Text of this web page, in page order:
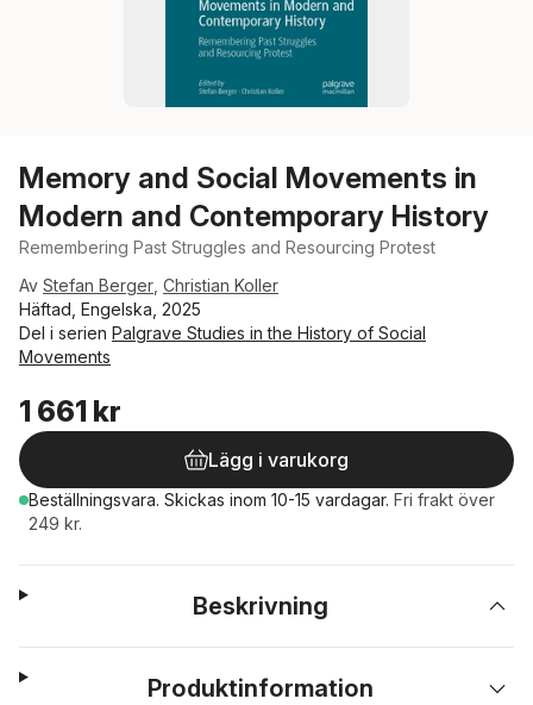
Memory and Social Movements in
Modern and Contemporary History
Remembering Past Struggles and Resourcing Protest
Av Stefan Berger Christian Koller
Häftad, Engelska, 2025
Del i serien Palgrave Studies in the History of Social
Movements
1 661 kr
Lägg i varukorg
Beställningsvara. Skickas inom 10-15 vardagar. Fri frakt över
249 kr.
Beskrivning
Produktinformation